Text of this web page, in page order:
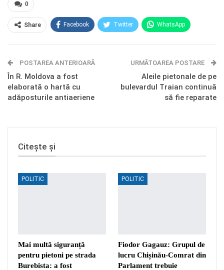
0
Share Facebook Twitter WhatsApp
Telegram OK.ru
POSTAREA ANTERIOARĂ
În R. Moldova a fost
elaborată o hartă cu
adăposturile antiaeriene
URMĂTOAREA POSTARE
Aleile pietonale de pe
bulevardul Traian continuă
să fie reparate
Citește și
POLITIC
Mai multă siguranță
pentru pietoni pe strada
Burebista: a fost
POLITIC
Fiodor Gagauz: Grupul de
lucru Chișinău-Comrat din
Parlament trebuie